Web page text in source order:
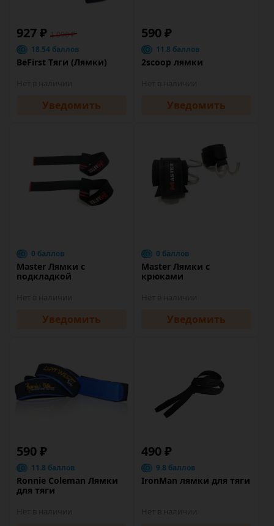
927 ₽ 1 090 ₽
18.54 баллов
BeFirst Тяги (Лямки)
Уведомить
590 ₽
11.8 баллов
2scoop лямки
Уведомить
0 баллов
Master Лямки с
подкладкой
Уведомить
0 баллов
Master Лямки с
крюками
Уведомить
590 ₽
11.8 баллов
Ronnie Coleman Лямки
для тяги
490 ₽
9.8 баллов
IronMan лямки для тяги